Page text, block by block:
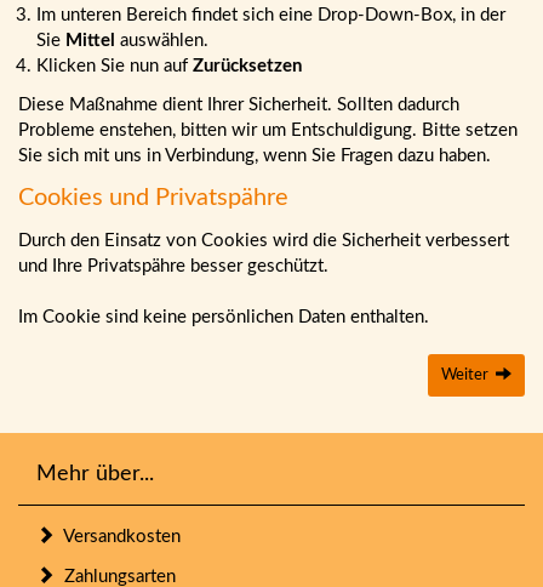
Im unteren Bereich findet sich eine Drop-Down-Box, in der
Sie Mittel auswählen.
Klicken Sie nun auf Zurücksetzen
Diese Maßnahme dient Ihrer Sicherheit. Sollten dadurch
Probleme enstehen, bitten wir um Entschuldigung. Bitte setzen
Sie sich mit uns in Verbindung, wenn Sie Fragen dazu haben.
Cookies und Privatspähre
Durch den Einsatz von Cookies wird die Sicherheit verbessert
und Ihre Privatspähre besser geschützt.
Im Cookie sind keine persönlichen Daten enthalten.
Weiter
Mehr über...
Versandkosten
Zahlungsarten